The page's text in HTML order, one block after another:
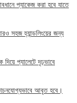
প্যাকেজ করা হবে যাতে
সহজ হ্যান্ডলিংয়ের জন্য
প্যালেটে দৃঢ়ভাবে
আবৃত হবে।